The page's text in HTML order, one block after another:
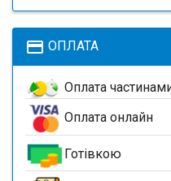
payment ОПЛАТА
Оплата
Оплата онлайн
Готівкою